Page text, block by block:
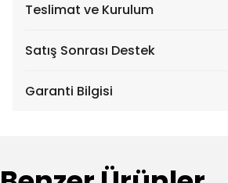
Teslimat ve Kurulum
Satış Sonrası Destek
Garanti Bilgisi